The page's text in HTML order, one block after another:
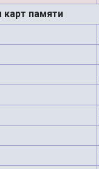
памяти